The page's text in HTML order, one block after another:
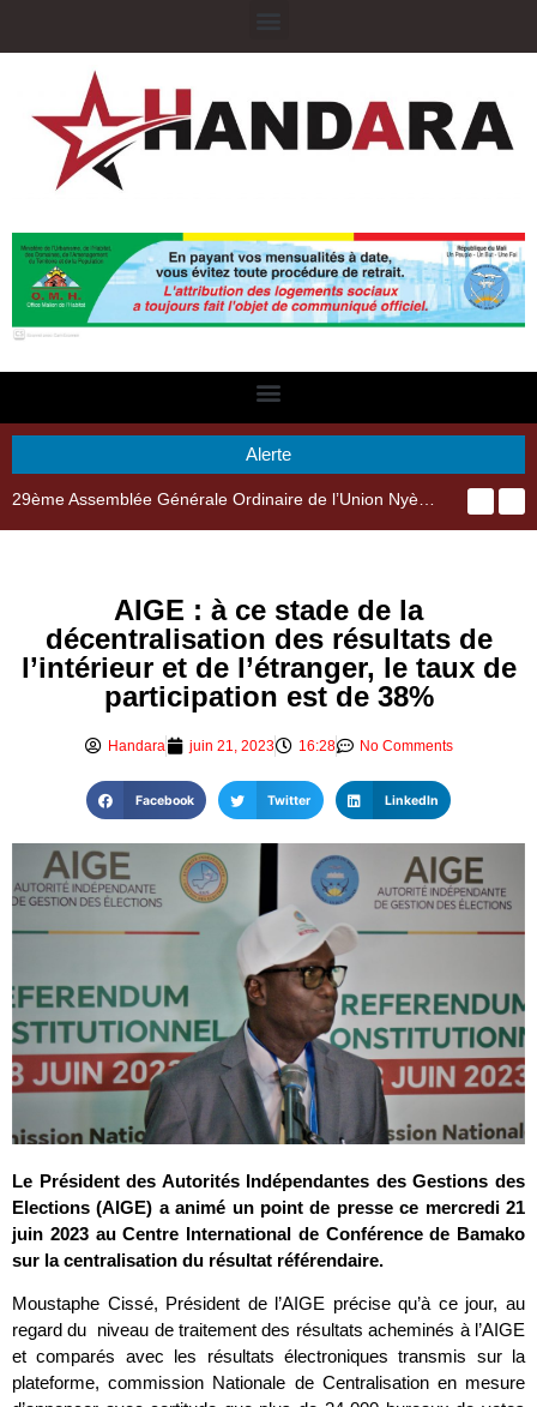
Alerte
29ème Assemblée Générale Ordinaire de l’Union Nyèsigiso : L’encours total des dépôts des membres passé de 18 milliards en 2024 à 21 milliards en 2025
AIGE : à ce stade de la
décentralisation des résultats de
l’intérieur et de l’étranger, le taux de
participation est de 38%
Handara juin 21, 2023 16:28 No Comments
Facebook Twitter LinkedIn
Le Président des Autorités Indépendantes des Gestions des
Elections (AIGE) a animé un point de presse ce mercredi 21
juin 2023 au Centre International de Conférence de Bamako
sur la centralisation du résultat référendaire.
Moustaphe Cissé, Président de l’AIGE précise qu’à ce jour, au
regard du niveau de traitement des résultats acheminés à l’AIGE
et comparés avec les résultats électroniques transmis sur la
plateforme, commission Nationale de Centralisation en mesure